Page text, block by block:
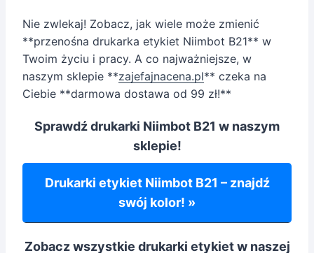
Nie zwlekaj! Zobacz, jak wiele może zmienić
**przenośna drukarka etykiet Niimbot B21** w
Twoim życiu i pracy. A co najważniejsze, w
naszym sklepie **zajefajnacena.pl** czeka na
Ciebie **darmowa dostawa od 99 zł!**
Sprawdź drukarki Niimbot B21 w naszym
sklepie!
Drukarki etykiet Niimbot B21 – znajdź
swój kolor! »
Zobacz wszystkie drukarki etykiet w naszej